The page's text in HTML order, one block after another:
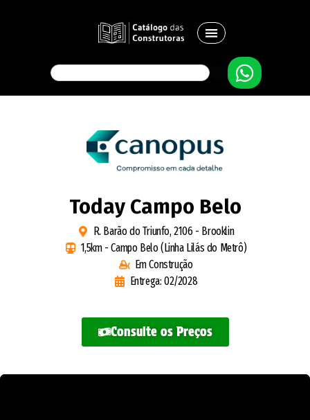
Today Campo Belo
R. Barão do Triunfo, 2106 - Brooklin
1,5km - Campo Belo (Linha Lilás do Metrô)
Em Construção
Entrega: 02/2028
Consulte os Preços